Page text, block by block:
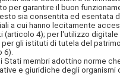
per garantire il buon
sia consentita ed esentata
a cui hanno lecitamente
4); per l'utilizzo
gli istituti di tutela del
membri adottino norme
e giuridiche degli